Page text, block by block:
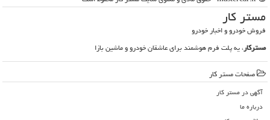
مستر كار
فروش خودرو و اخبار خودرو
مسترکار، یه پلت فرم هوشمند برای عاشقان خودرو و ماشین بازا
صفحات مستر كار
آگهی در مستر كار
درباره ما